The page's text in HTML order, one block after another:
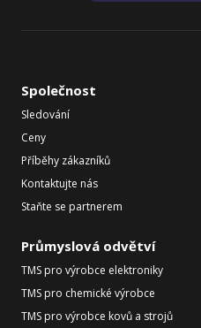
Společnost
Sledování
Ceny
Příběhy zákazníků
Kontaktujte nás
Staňte se partnerem
Průmyslová odvětví
TMS pro výrobce elektroniky
TMS pro chemické výrobce
TMS pro výrobce kovů a strojů